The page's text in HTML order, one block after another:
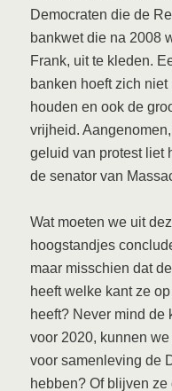
Democraten die de
bankwet die na 2008
Frank, uit te kleden.
banken hoeft zich
houden en ook de
vrijheid.
geluid van protest liet
de senator van
Wat moeten we uit
hoogstandjes
maar misschien dat
heeft welke kant ze
heeft? Never mind de
voor 2020, kunnen
voor samenleving de
hebben? Of blijven